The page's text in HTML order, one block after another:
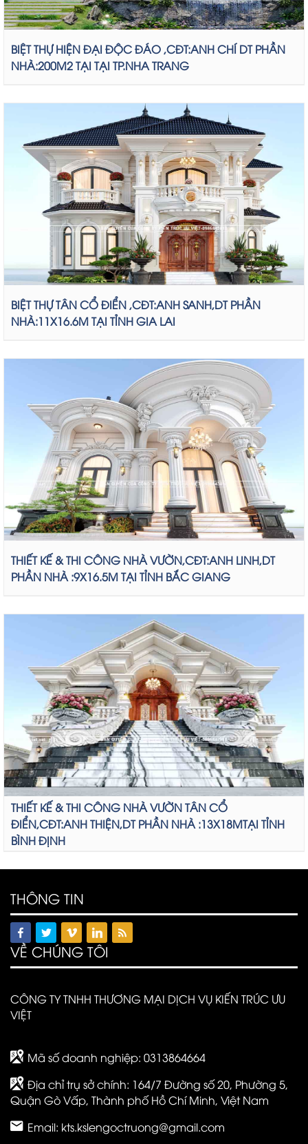
BIỆT THỰ HIỆN ĐẠI ĐỘC ĐÁO ,CĐT:ANH CHÍ DT PHẦN
NHÀ:200M2 TẠI TẠI TP.NHA TRANG
BIỆT THỰ TÂN CỔ ĐIỂN ,CĐT:ANH SANH,DT PHẦN
NHÀ:11X16.6M TẠI TỈNH GIA LAI
THIẾT KẾ & THI CÔNG NHÀ VƯỜN,CĐT:ANH LINH,DT
PHẦN NHÀ :9X16.5M TẠI TỈNH BẮC GIANG
THIẾT KẾ & THI CÔNG NHÀ VƯỜN TÂN CỔ
ĐIỂN,CĐT:ANH THIỆN,DT PHẦN NHÀ :13X18MTẠI TỈNH
BÌNH ĐỊNH
THÔNG TIN
VỀ CHÚNG TÔI
CÔNG TY TNHH THƯƠNG MẠI DỊCH VỤ KIẾN TRÚC ƯU
VIỆT
Mã số doanh nghiệp: 0313864664
Địa chỉ trụ sở chính: 164/7 Đường số 20, Phường 5,
Quận Gò Vấp, Thành phố Hồ Chí Minh, Việt Nam
Email: kts.kslengoctruong@gmail.com